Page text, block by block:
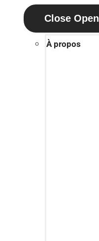
Close Open
À propos